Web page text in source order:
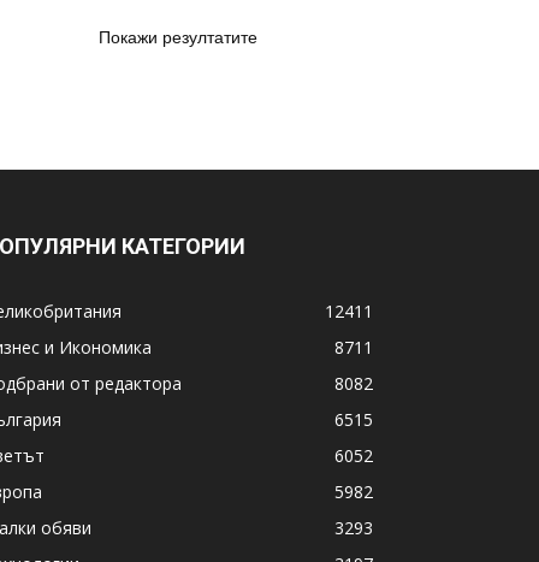
Покажи резултатите
КАТЕГОРИИ
12411
и Икономика
8711
от редактора
8082
6515
6052
5982
обяви
3293